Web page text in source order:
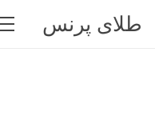
طلای پرنس